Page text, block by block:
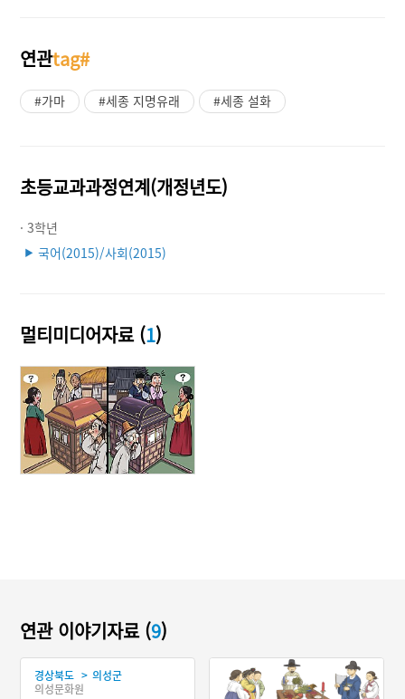
연관tag#
#가마 #세종 지명유래 #세종 설화
초등교과과정연계(개정년도)
· 3학년
▶ 국어(2015)/사회(2015)
멀티미디어자료 (1)
연관 이야기자료 (9)
경상북도 > 의성군
의성문화원